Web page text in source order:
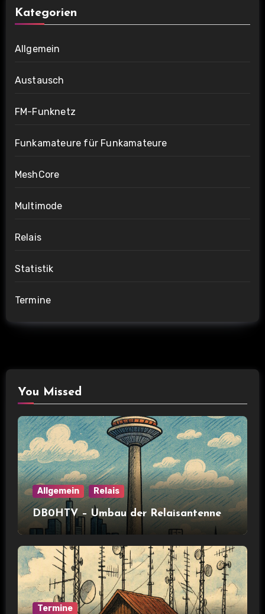
Kategorien
Allgemein
Austausch
FM-Funknetz
Funkamateure für Funkamateure
MeshCore
Multimode
Relais
Statistik
Termine
You Missed
Allgemein Relais
DB0HTV – Umbau der Relaisantenne
Termine